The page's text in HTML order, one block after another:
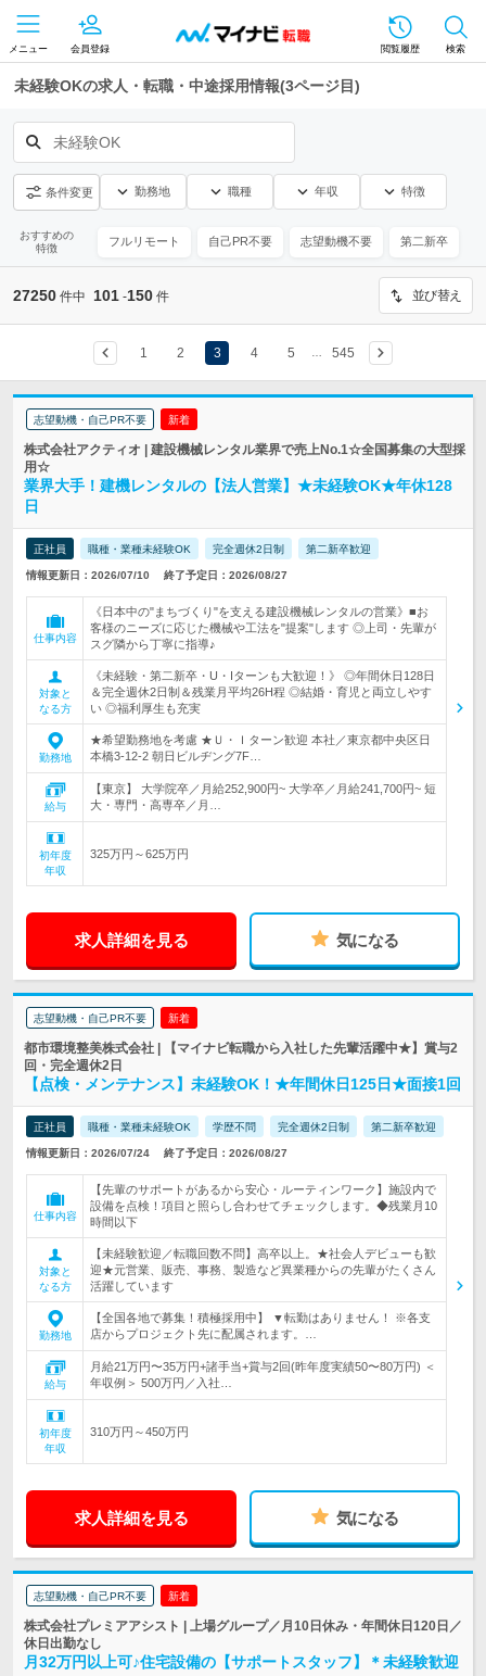
メニュー 会員登録 閲覧履歴 検索
未経験OKの求人・転職・中途採用情報(3ページ目)
未経験OK
条件変更 勤務地 職種 年収 特徴
おすすめの
特徴
フルリモート 自己PR不要 志望動機不要 第二新卒
27250 件中 101 -150 件 並び替え
1 2 3 4 5 545
志望動機・自己PR不要 新着
株式会社アクティオ | 建設機械レンタル業界で売上No.1☆全国募集の大型採
用☆
業界大手！建機レンタルの【法人営業】★未経験OK★年休128
日
正社員 職種・業種未経験OK 完全週休2日制 第二新卒歓迎
情報更新日：2026/07/10 終了予定日：2026/08/27
仕事内容
《日本中の"まちづくり"を支える建設機械レンタルの営業》■お
客様のニーズに応じた機械や工法を"提案"します ◎上司・先輩が
スグ隣から丁寧に指導♪
対象と
なる方
《未経験・第二新卒・U・Iターンも大歓迎！》 ◎年間休日128日
＆完全週休2日制＆残業月平均26H程 ◎結婚・育児と両立しやす
い ◎福利厚生も充実
勤務地
★希望勤務地を考慮 ★Ｕ・Ｉターン歓迎 本社／東京都中央区日
本橋3-12-2 朝日ビルヂング7F…
給与
【東京】 大学院卒／月給252,900円~ 大学卒／月給241,700円~ 短
大・専門・高専卒／月…
初年度
年収
325万円～625万円
求人詳細を見る 気になる
志望動機・自己PR不要 新着
都市環境整美株式会社 | 【マイナビ転職から入社した先輩活躍中★】賞与2
回・完全週休2日
【点検・メンテナンス】未経験OK！★年間休日125日★面接1回
正社員 職種・業種未経験OK 学歴不問 完全週休2日制 第二新卒歓迎
情報更新日：2026/07/24 終了予定日：2026/08/27
仕事内容
【先輩のサポートがあるから安心・ルーティンワーク】施設内で
設備を点検！項目と照らし合わせてチェックします。◆残業月10
時間以下
対象と
なる方
【未経験歓迎／転職回数不問】高卒以上。★社会人デビューも歓
迎★元営業、販売、事務、製造など異業種からの先輩がたくさん
活躍しています
勤務地
【全国各地で募集！積極採用中】 ▼転勤はありません！ ※各支
店からプロジェクト先に配属されます。…
給与
月給21万円〜35万円+諸手当+賞与2回(昨年度実績50〜80万円) ＜
年収例＞ 500万円／入社…
初年度
年収
310万円～450万円
求人詳細を見る 気になる
志望動機・自己PR不要 新着
株式会社プレミアアシスト | 上場グループ／月10日休み・年間休日120日／
休日出勤なし
月32万円以上可♪住宅設備の【サポートスタッフ】＊未経験歓迎